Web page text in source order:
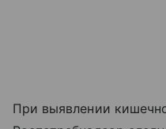
При выявлении